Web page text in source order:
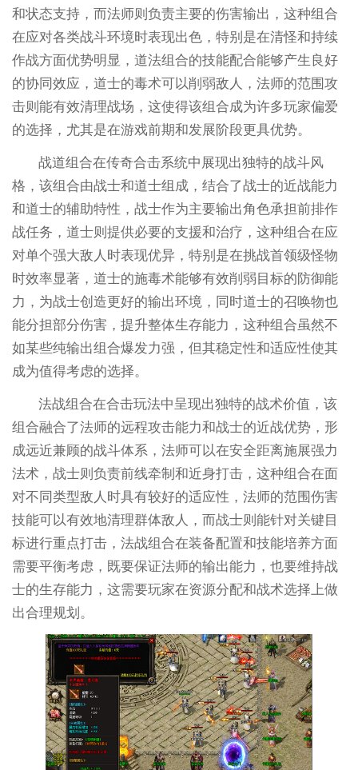
和状态支持，而法师则负责主要的伤害输出，这种组合
在应对各类战斗环境时表现出色，特别是在清怪和持续
作战方面优势明显，道法组合的技能配合能够产生良好
的协同效应，道士的毒术可以削弱敌人，法师的范围攻
击则能有效清理战场，这使得该组合成为许多玩家偏爱
的选择，尤其是在游戏前期和发展阶段更具优势。
战道组合在传奇合击系统中展现出独特的战斗风
格，该组合由战士和道士组成，结合了战士的近战能力
和道士的辅助特性，战士作为主要输出角色承担前排作
战任务，道士则提供必要的支援和治疗，这种组合在应
对单个强大敌人时表现优异，特别是在挑战首领级怪物
时效率显著，道士的施毒术能够有效削弱目标的防御能
力，为战士创造更好的输出环境，同时道士的召唤物也
能分担部分伤害，提升整体生存能力，这种组合虽然不
如某些纯输出组合爆发力强，但其稳定性和适应性使其
成为值得考虑的选择。
法战组合在合击玩法中呈现出独特的战术价值，该
组合融合了法师的远程攻击能力和战士的近战优势，形
成远近兼顾的战斗体系，法师可以在安全距离施展强力
法术，战士则负责前线牵制和近身打击，这种组合在面
对不同类型敌人时具有较好的适应性，法师的范围伤害
技能可以有效地清理群体敌人，而战士则能针对关键目
标进行重点打击，法战组合在装备配置和技能培养方面
需要平衡考虑，既要保证法师的输出能力，也要维持战
士的生存能力，这需要玩家在资源分配和战术选择上做
出合理规划。